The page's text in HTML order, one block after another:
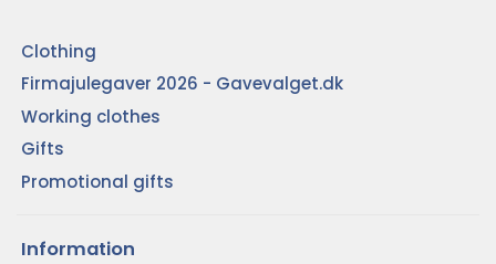
Clothing
Firmajulegaver 2026 - Gavevalget.dk
Working clothes
Gifts
Promotional gifts
Information